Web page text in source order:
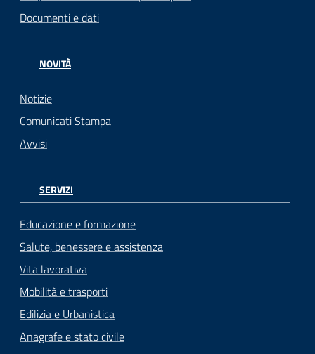
Documenti e dati
NOVITÀ
Notizie
Comunicati Stampa
Avvisi
SERVIZI
Educazione e formazione
Salute, benessere e assistenza
Vita lavorativa
Mobilità e trasporti
Edilizia e Urbanistica
Anagrafe e stato civile